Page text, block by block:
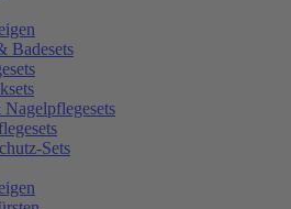
Badesets
Sets